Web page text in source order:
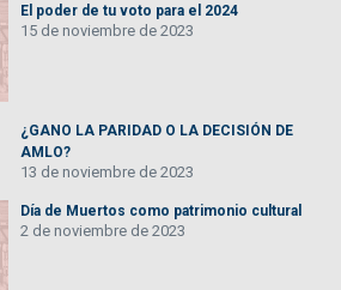
El poder de tu voto para el 2024
15 de noviembre de 2023
¿GANO LA PARIDAD O LA DECISIÓN DE
AMLO?
13 de noviembre de 2023
Día de Muertos como patrimonio cultural
2 de noviembre de 2023